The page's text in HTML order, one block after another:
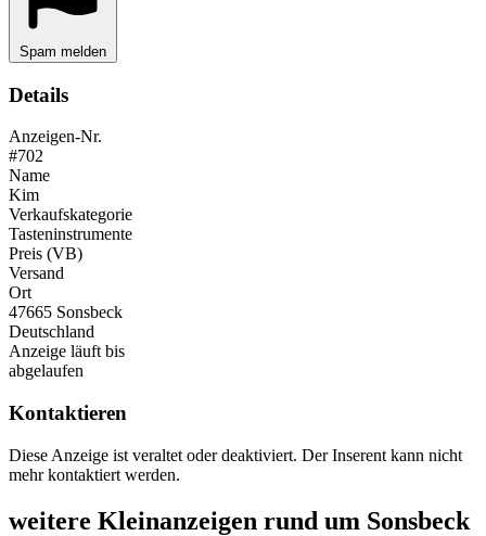
Spam melden
Details
Anzeigen-Nr.
#702
Name
Kim
Verkaufskategorie
Tasteninstrumente
Preis (VB)
Versand
Ort
47665 Sonsbeck
Deutschland
Anzeige läuft bis
abgelaufen
Kontaktieren
Diese Anzeige ist veraltet oder deaktiviert. Der Inserent kann nicht
mehr kontaktiert werden.
weitere Kleinanzeigen rund um Sonsbeck